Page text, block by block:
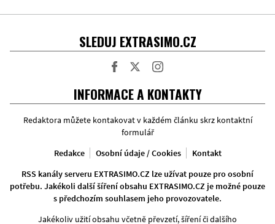
SLEDUJ EXTRASIMO.CZ
INFORMACE A KONTAKTY
Redaktora můžete kontakovat v každém článku skrz kontaktní
formulář
Redakce
Osobní údaje / Cookies
Kontakt
RSS kanály serveru EXTRASIMO.CZ lze užívat pouze pro osobní
potřebu. Jakékoli další šíření obsahu EXTRASIMO.CZ je možné pouze
s předchozím souhlasem jeho provozovatele.
Jakékoliv užití obsahu včetně převzetí, šíření či dalšího